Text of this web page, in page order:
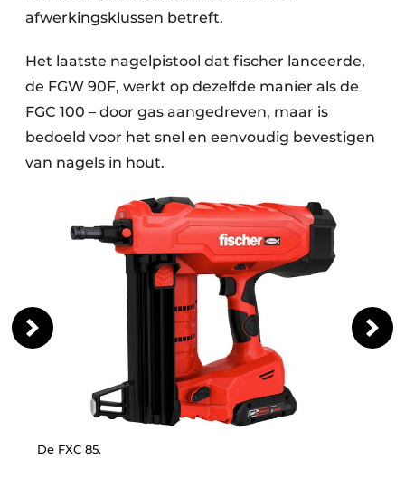
afwerkingsklussen betreft.
Het laatste nagelpistool dat fischer lanceerde,
de FGW 90F, werkt op dezelfde manier als de
FGC 100 – door gas aangedreven, maar is
bedoeld voor het snel en eenvoudig bevestigen
van nagels in hout.
De FXC 85.